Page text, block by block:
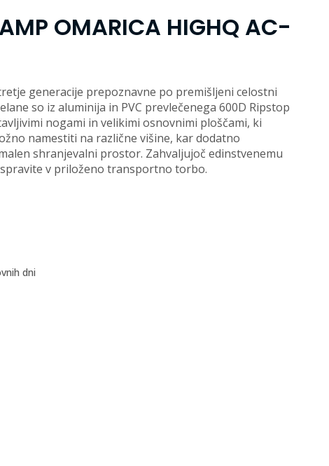
OMARICA HIGHQ AC-
generacije prepoznavne po premišljeni celostni
so iz aluminija in PVC prevlečenega 600D Ripstop
nogami in velikimi osnovnimi ploščami, ki
namestiti na različne višine, kar dodatno
shranjevalni prostor. Zahvaljujoč edinstvenemu
v priloženo transportno torbo.
dni